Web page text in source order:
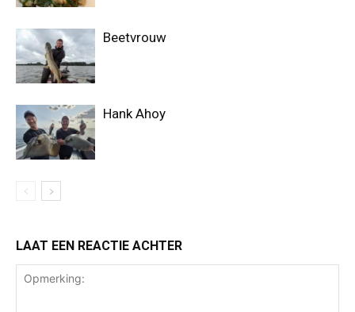
Beetvrouw
Hank Ahoy
LAAT EEN REACTIE ACHTER